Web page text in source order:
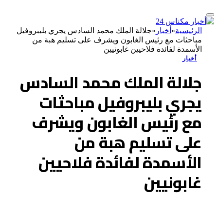
الرئيسية» أخبار »جلالة الملك محمد السادس يجري بليبروفيل
مباحثات مع رئيس الغابون ويشرف على تسليم هبة من
الأسمدة لفائدة فلاحيين غابونيين
أخبار
جلالة الملك محمد السادس
يجري بليبروفيل مباحثات
مع رئيس الغابون ويشرف
على تسليم هبة من
الأسمدة لفائدة فلاحيين
غابونيين